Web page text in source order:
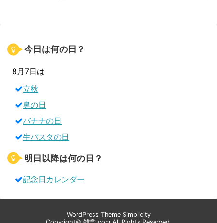
今日は何の日？
8月7日は
立秋
鼻の日
バナナの日
生パスタの日
明日以降は何の日？
記念日カレンダー
WordPress Theme Simplicity